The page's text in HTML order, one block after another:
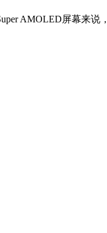
AMOLED屏幕来说